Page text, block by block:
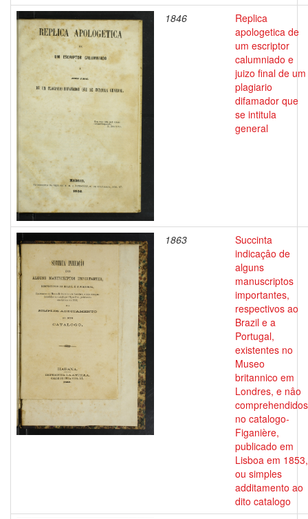
1846
Replica
apologetica de
um escriptor
calumniado e
juizo final de um
plagiario
difamador que
se intitula
general
1863
Succinta
indicaçâo de
alguns
manuscriptos
importantes,
respectivos ao
Brazil e a
Portugal,
existentes no
Museo
britannico em
Londres, e nâo
comprehendidos
no catalogo-
Figanière,
publicado em
Lisboa em 1853,
ou simples
additamento ao
dito catalogo